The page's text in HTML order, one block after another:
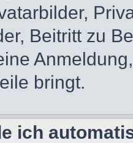
Beitritt zu
bringt.
ich